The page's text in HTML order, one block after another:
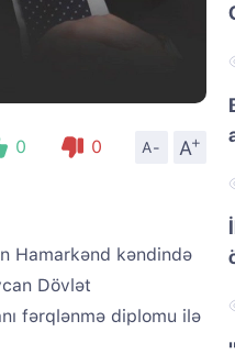
0 0 A- A
+
Hamarkənd kəndində
Dövlət
fərqlənmə diplomu ilə